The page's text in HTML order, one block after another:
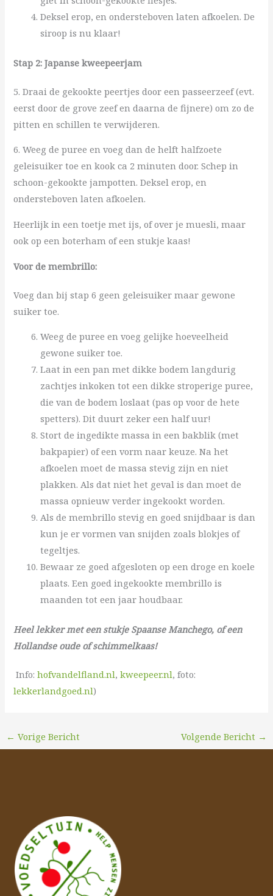
Deksel erop, en ondersteboven laten afkoelen. De
siroop is nu klaar!
Stap 2:Japanse kweepeerjam
5. Draai de gekookte peertjes door een passeerzeef (evt.
eerst door de grove zeef en daarna de fijnere) om zo de
pitten en schillen te verwijderen.
6. Weeg de puree en voeg dan de helft halfzoete
geleisuiker toe en kook ca 2 minuten door. Schep in
schoon-gekookte jampotten. Deksel erop, en
ondersteboven laten afkoelen.
Heerlijk in een toetje met ijs, of over je muesli, maar
ook op een boterham of een stukje kaas!
Voor de membrillo:
Voeg dan bij stap 6 geen geleisuiker maar gewone
suiker toe.
Weeg de puree en voeg gelijke hoeveelheid
gewone suiker toe.
Laat in een pan met dikke bodem langdurig
zachtjes inkoken tot een dikke stroperige puree,
die van de bodem loslaat (pas op voor de hete
spetters). Dit duurt zeker een half uur!
Stort de ingedikte massa in een bakblik (met
bakpapier) of een vorm naar keuze. Na het
afkoelen moet de massa stevig zijn en niet
plakken. Als dat niet het geval is dan moet de
massa opnieuw verder ingekookt worden.
Als de membrillo stevig en goed snijdbaar is dan
kun je er vormen van snijden zoals blokjes of
tegeltjes.
Bewaar ze goed afgesloten op een droge en koele
plaats. Een goed ingekookte membrillo is
maanden tot een jaar houdbaar.
Heel lekker met een stukje Spaanse Manchego, of een
Hollandse oude of schimmelkaas!
Info:hofvandelfland.nl,kweepeer.nl, foto:
lekkerlandgoed.nl­­­­­)
← Vorige Bericht Volgende Bericht →